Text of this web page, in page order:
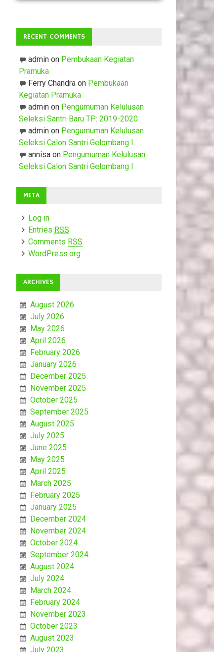
RECENT COMMENTS
adminon Pembukaan Kegiatan
Pramuka
Ferry Chandraon Pembukaan
Kegiatan Pramuka
adminon Pengumuman Kelulusan
Seleksi Santri Baru TP: 2019-2020
adminon Pengumuman Kelulusan
Seleksi Calon Santri Gelombang I
annisaon Pengumuman Kelulusan
Seleksi Calon Santri Gelombang I
META
Log in
Entries RSS
Comments RSS
WordPress.org
ARCHIVES
August 2026
July 2026
May 2026
April 2026
February 2026
January 2026
December 2025
November 2025
October 2025
September 2025
August 2025
July 2025
June 2025
May 2025
April 2025
March 2025
February 2025
January 2025
December 2024
November 2024
October 2024
September 2024
August 2024
July 2024
March 2024
February 2024
November 2023
October 2023
August 2023
July 2023